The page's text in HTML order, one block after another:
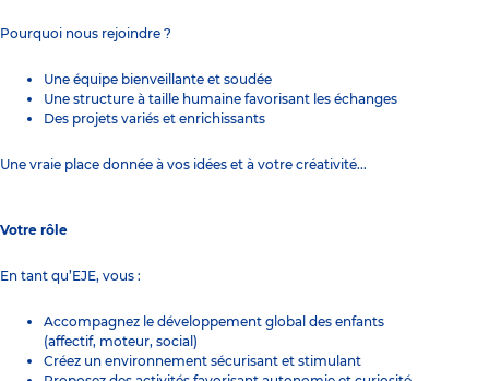
Pourquoi nous rejoindre ?
Une équipe bienveillante et soudée
Une structure à taille humaine favorisant les échanges
Des projets variés et enrichissants
Une vraie place donnée à vos idées et à votre créativité...
Votre rôle
En tant qu’EJE, vous :
Accompagnez le développement global des enfants
(affectif, moteur, social)
Créez un environnement sécurisant et stimulant